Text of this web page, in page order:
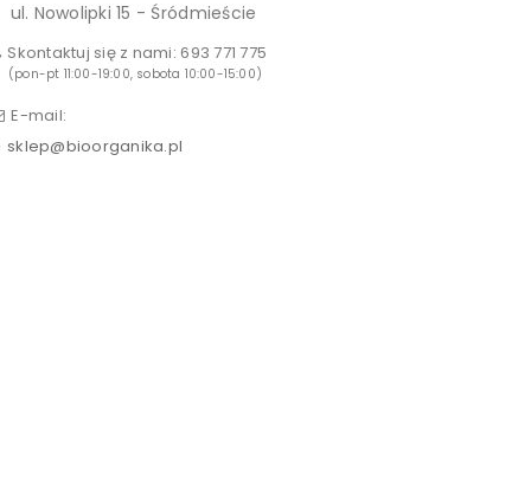
ul. Nowolipki 15 - Śródmieście
Skontaktuj się z nami:693 771 775
(pon-pt 11:00-19:00, sobota 10:00-15:00)
E-mail:
sklep@bioorganika.pl